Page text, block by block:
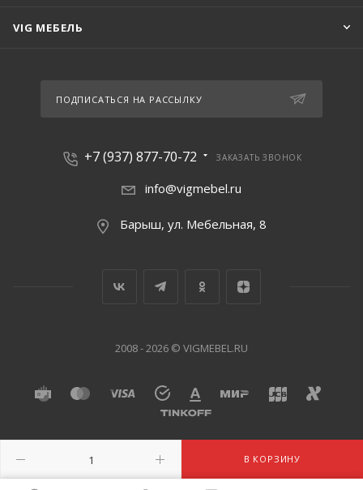
В КОРЗИНУ
VIG МЕБЕЛЬ
ПОДПИСАТЬСЯ НА РАССЫЛКУ
+7 (937) 877-70-72 ЗАКАЗАТЬ ЗВОНОК
info@vigmebel.ru
Барыш, ул. Мебельная, 8
2008 - 2026 © VIGMEBEL.RU